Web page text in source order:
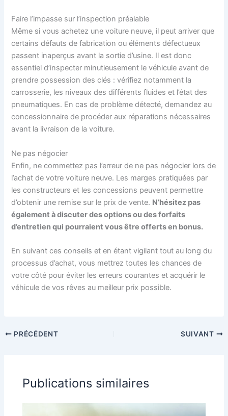
Faire l’impasse sur l’inspection préalable
Même si vous achetez une voiture neuve, il peut arriver que
certains défauts de fabrication ou éléments défectueux
passent inaperçus avant la sortie d’usine. Il est donc
essentiel d’inspecter minutieusement le véhicule avant de
prendre possession des clés : vérifiez notamment la
carrosserie, les niveaux des différents fluides et l’état des
pneumatiques. En cas de problème détecté, demandez au
concessionnaire de procéder aux réparations nécessaires
avant la livraison de la voiture.
Ne pas négocier
Enfin, ne commettez pas l’erreur de ne pas négocier lors de
l’achat de votre voiture neuve. Les marges pratiquées par
les constructeurs et les concessions peuvent permettre
d’obtenir une remise sur le prix de vente. N’hésitez pas
également à discuter des options ou des forfaits
d’entretien qui pourraient vous être offerts en bonus.
En suivant ces conseils et en étant vigilant tout au long du
processus d’achat, vous mettrez toutes les chances de
votre côté pour éviter les erreurs courantes et acquérir le
véhicule de vos rêves au meilleur prix possible.
PRÉCÉDENT SUIVANT
Publications similaires